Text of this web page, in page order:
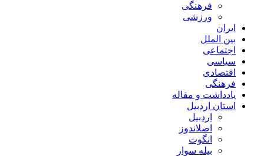
فرهنگی
ورزشی
ایران
بین الملل
اجتماعی
سیاسی
اقتصادی
فرهنگی
یادداشت و مقاله
استان اردبیل
اردبیل
اصلاندوز
انگوت
بیله سوار